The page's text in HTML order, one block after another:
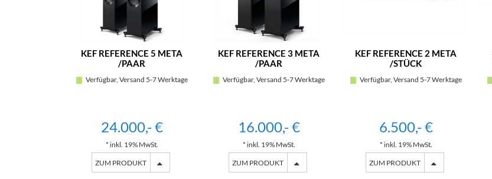
KEF REFERENCE 5 META
/PAAR
Verfügbar, Versand 5-7 Werktage
24.000,- €
* inkl. 19% MwSt.
ZUM PRODUKT
KEF REFERENCE 3 META
/PAAR
Verfügbar, Versand 5-7 Werktage
16.000,- €
* inkl. 19% MwSt.
ZUM PRODUKT
KEF REFERENCE 2 META
/STÜCK
Verfügbar, Versand 5-7 Werktage
6.500,- €
* inkl. 19% MwSt.
ZUM PRODUKT